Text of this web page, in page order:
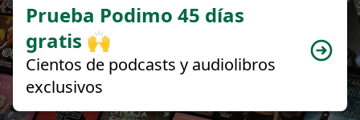
Prueba Podimo 45 días
gratis 🙌
Cientos de podcasts y audiolibros
exclusivos